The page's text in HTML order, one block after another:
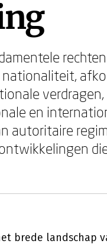
en
autoritaire
brede landschap